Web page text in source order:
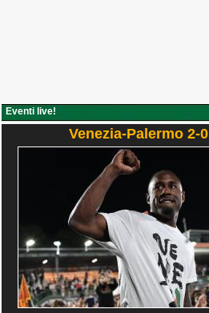
Eventi live!
Venezia-Palermo 2-0